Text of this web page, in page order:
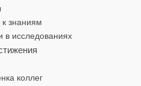
знаниям
в исследованиях
коллег